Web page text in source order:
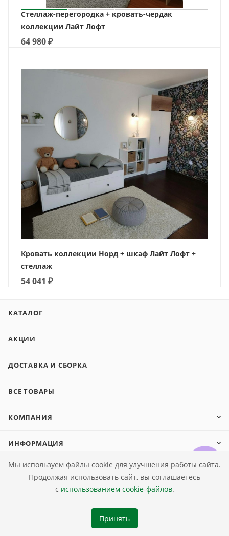
Мы используем файлы cookie для улучшения работы сайта.
Продолжая использовать сайт, вы соглашаетесь
с использованием cookie-файлов.
Принять
Стеллаж-перегородка + кровать-чердак
коллекции Лайт Лофт
64 980₽
Кровать коллекции Норд + шкаф Лайт Лофт +
стеллаж
54 041 ₽
КАТАЛОГ
АКЦИИ
ДОСТАВКА И СБОРКА
ВСЕ ТОВАРЫ
КОМПАНИЯ
ИНФОРМАЦИЯ
КАК КУПИТЬ МЕБЕЛЬ
ПОДПИСАТЬСЯ НА РАССЫЛКУ